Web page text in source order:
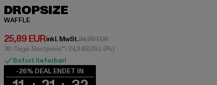
DROPSIZE
WAFFLE
25,89 EUR
Derzeitiger Preis: 25,89 EUR
inkl. MwSt.34,99 EURAktionspreis: 34,99 EUR
30-Tage-Bestpreis**: 24,84 EUR(-5%)
Sofort lieferbar!
-26% DEAL ENDET IN